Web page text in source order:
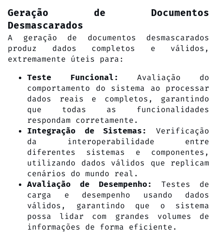
Geração de Documentos
Desmascarados
A geração de documentos desmascarados
produz dados completos e válidos,
extremamente úteis para:
Teste Funcional:
Avaliação do
comportamento do sistema ao processar
dados reais e completos, garantindo
que todas as funcionalidades
respondam corretamente.
Integração de Sistemas:
Verificação
da interoperabilidade entre
diferentes sistemas e componentes,
utilizando dados válidos que replicam
cenários do mundo real.
Avaliação de Desempenho:
Testes de
carga e desempenho usando dados
válidos, garantindo que o sistema
possa lidar com grandes volumes de
informações de forma eficiente.